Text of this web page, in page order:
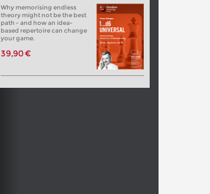
Why memorising endless
theory might not be the best
path - and how an idea-
based repertoire can change
your game.
39,90 €